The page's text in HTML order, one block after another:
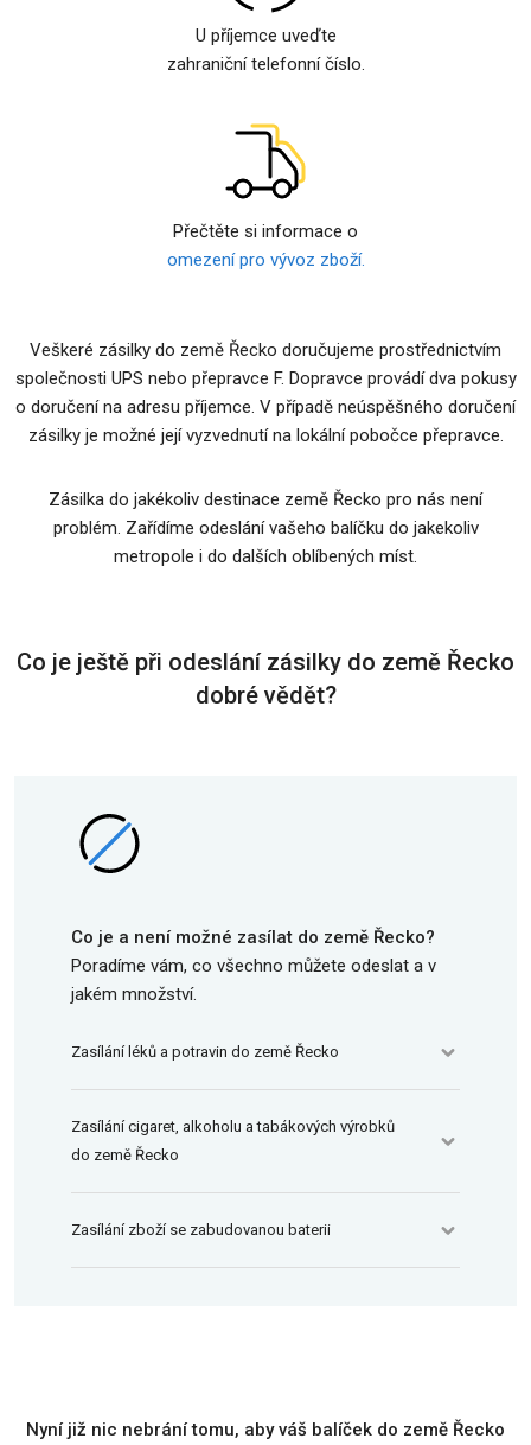
U příjemce uveďte
zahraniční telefonní číslo.
Přečtěte si informace o
omezení pro vývoz zboží.
Veškeré zásilky do země Řecko doručujeme prostřednictvím
společnosti UPS nebo přepravce F. Dopravce provádí dva pokusy
o doručení na adresu příjemce. V případě neúspěšného doručení
zásilky je možné její vyzvednutí na lokální pobočce přepravce.
Zásilka do jakékoliv destinace země Řecko pro nás není
problém. Zařídíme odeslání vašeho balíčku do jakekoliv
metropole i do dalších oblíbených míst.
Co je ještě při odeslání zásilky do země Řecko
dobré vědět?
Co je a není možné zasílat do země Řecko?
Poradíme vám, co všechno můžete odeslat a v
jakém množství.
Zasílání léků a potravin do země Řecko
Zasílání cigaret, alkoholu a tabákových výrobků
do země Řecko
Zasílání zboží se zabudovanou baterii
Nyní již nic nebrání tomu, aby váš balíček do země Řecko